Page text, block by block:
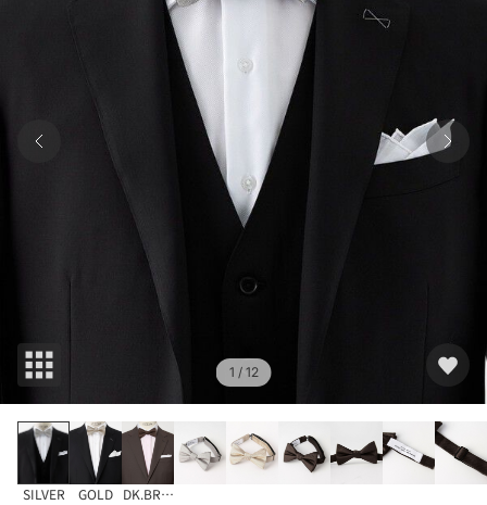
1 / 12
SILVER GOLD DK.BROWN